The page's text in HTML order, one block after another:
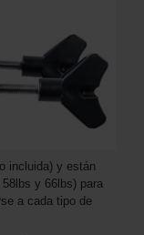
incluida) y están
y 66lbs) para
a cada tipo de